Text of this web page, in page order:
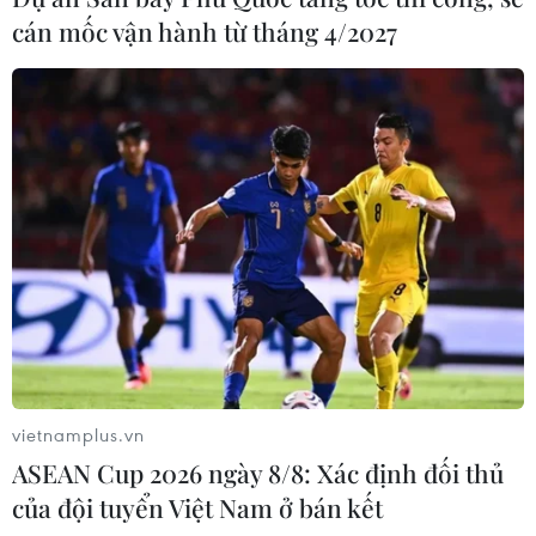
Trung Quốc
Theo dõi VietnamPlus
TIN LIÊN QUAN
cán mốc vận hành từ tháng 4/2027
vietnamplus.vn
ASEAN Cup 2026 ngày 8/8: Xác định đối thủ
của đội tuyển Việt Nam ở bán kết